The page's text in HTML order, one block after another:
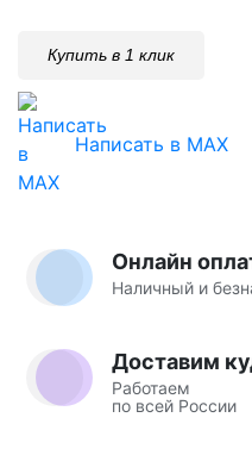
Купить в 1 клик
Написать в MAX
Онлайн
Наличный и
Доставим
Работаем
по всей России